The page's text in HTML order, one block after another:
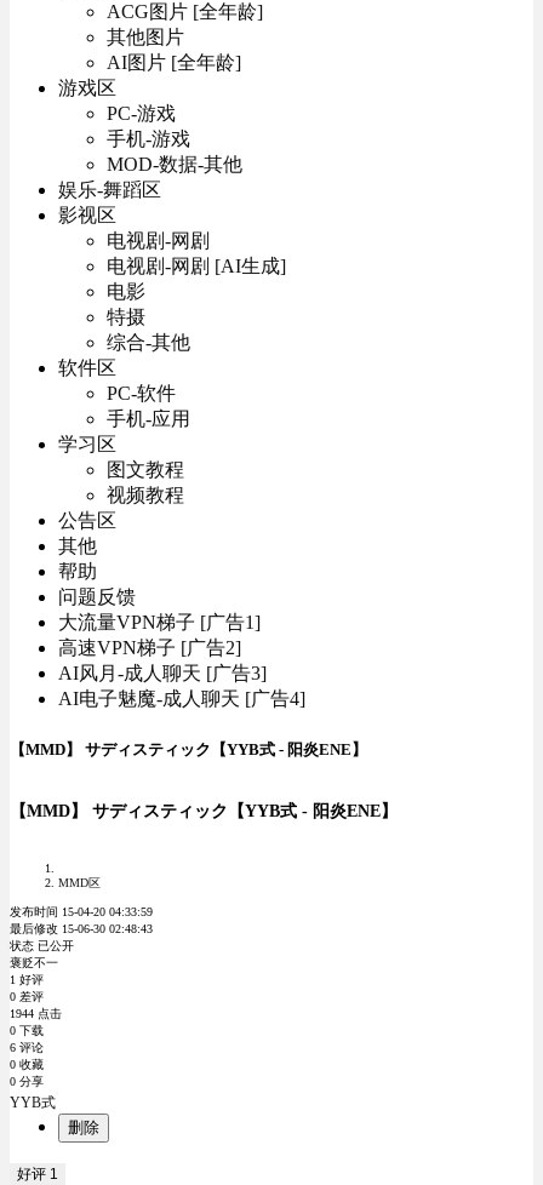
ACG图片 [全年龄]
其他图片
AI图片 [全年龄]
游戏区
PC-游戏
手机-游戏
MOD-数据-其他
娱乐-舞蹈区
影视区
电视剧-网剧
电视剧-网剧 [AI生成]
电影
特摄
综合-其他
软件区
PC-软件
手机-应用
学习区
图文教程
视频教程
公告区
其他
帮助
问题反馈
大流量VPN梯子 [广告1]
高速VPN梯子 [广告2]
AI风月-成人聊天 [广告3]
AI电子魅魔-成人聊天 [广告4]
【MMD】 サディスティック【YYB式 - 阳炎ENE】
【MMD】 サディスティック【YYB式 - 阳炎ENE】
MMD区
发布时间 15-04-20 04:33:59
最后修改 15-06-30 02:48:43
状态 已公开
褒贬不一
1 好评
0 差评
1944 点击
0 下载
6 评论
0 收藏
0 分享
YYB式
删除
好评 1